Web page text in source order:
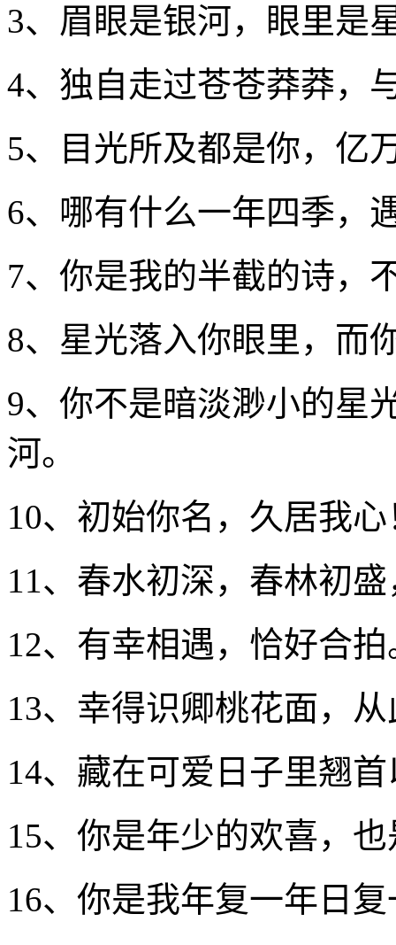
3、眉眼是银河，眼里是
4、独自走过苍苍莽莽，
5、目光所及都是你，亿
6、哪有什么一年四季，
7、你是我的半截的诗，
8、星光落入你眼里，而
9、你不是暗淡渺小的星
河。
10、初始你名，久居我心
11、春水初深，春林初
12、有幸相遇，恰好合拍
13、幸得识卿桃花面，
14、藏在可爱日子里翘
15、你是年少的欢喜，
16、你是我年复一年日